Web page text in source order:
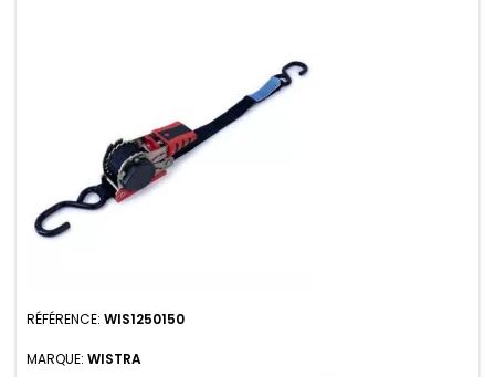
RÉFÉRENCE: WIS1250150
MARQUE: WISTRA